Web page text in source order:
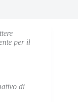
per il
di